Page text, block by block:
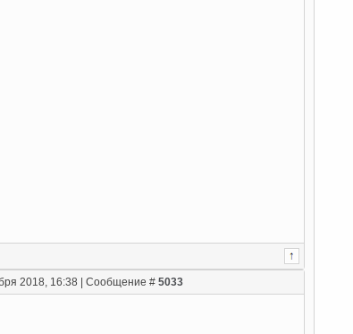
2018, 16:38 | Сообщение # 5033